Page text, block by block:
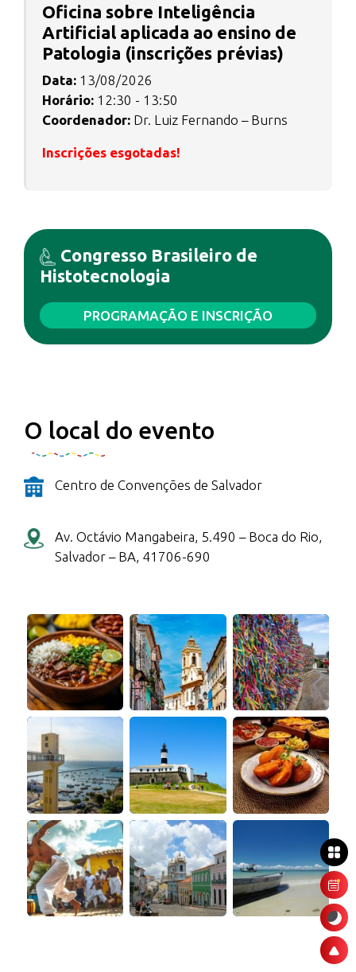
Oficina sobre Inteligência
Artificial aplicada ao ensino de
Patologia (inscrições prévias)
Data: 13/08/2026
Horário: 12:30 - 13:50
Coordenador: Dr. Luiz Fernando – Burns
Inscrições esgotadas!
Congresso Brasileiro de
Histotecnologia
PROGRAMAÇÃO E INSCRIÇÃO
O local do evento
Centro de Convenções de Salvador
Av. Octávio Mangabeira, 5.490 – Boca do Rio,
Salvador – BA, 41706-690